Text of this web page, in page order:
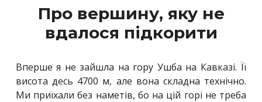
Про вершину, яку не
вдалося підкорити
Вперше я не зайшла на гору Ушба на Кавказі. Її
висота десь 4700 м, але вона складна технічно.
Ми приїхали без наметів, бо на цій горі не треба